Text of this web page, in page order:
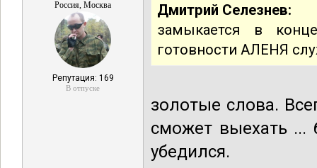
Россия, Москва
Репутация: 169
В отпуске
Дмитрий Селезнев:
замыкается в
готовности АЛЕНЯ
золотые слова.
сможет выехать ...
убедился.